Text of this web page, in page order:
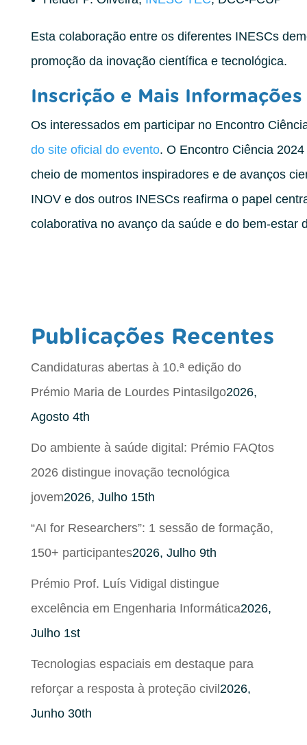
Esta colaboração entre os diferentes INESCs
promoção da inovação científica e tecnológica.
Inscrição e Mais Informações
Os interessados em participar no Encontro
do site oficial do evento. O Encontro Ciência
cheio de momentos inspiradores e de avanços
INOV e dos outros INESCs reafirma o papel
colaborativa no avanço da saúde e do bem-estar
Publicações Recentes
Candidaturas abertas à 10.ª edição do
Prémio Maria de Lourdes Pintasilgo2026,
Agosto 4th
Do ambiente à saúde digital: Prémio FAQtos
2026 distingue inovação tecnológica
jovem2026, Julho 15th
“AI for Researchers”: 1 sessão de formação,
150+ participantes2026, Julho 9th
Prémio Prof. Luís Vidigal distingue
excelência em Engenharia Informática2026,
Julho 1st
Tecnologias espaciais em destaque para
reforçar a resposta à proteção civil2026,
Junho 30th